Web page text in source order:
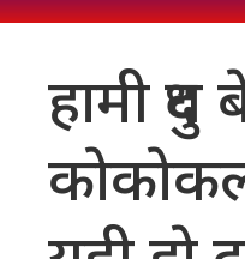
हामी दुध